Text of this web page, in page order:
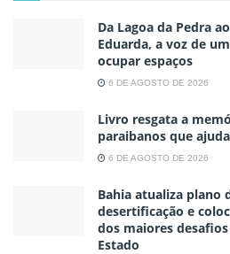
Da Lagoa da Pedra
Eduarda, a voz de
ocupar espaços
6 DE AGOSTO DE 2026
Livro resgata a
paraibanos que
6 DE AGOSTO DE 2026
Bahia atualiza plano
desertificação e
dos maiores
Estado